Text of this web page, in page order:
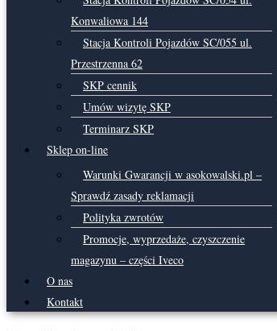
Konwaliowa 144
Stacja Kontroli Pojazdów SC/055 ul.
Przestrzenna 62
SKP cennik
Umów wizytę SKP
Terminarz SKP
Sklep on-line
Warunki Gwarancji w asokowalski.pl –
Sprawdź zasady reklamacji
Polityka zwrotów
Promocje, wyprzedaże, czyszczenie
magazynu – części Iveco
O nas
Kontakt